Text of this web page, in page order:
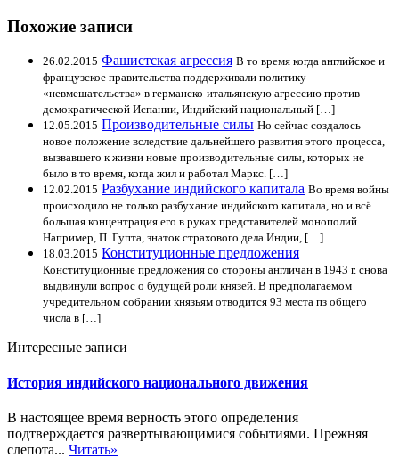
Похожие записи
26.02.2015 Фашистская агрессия В то время когда английское и
французское правительства поддерживали политику
«невмешательства» в германско-итальянскую агрессию против
демократической Испании, Индийский национальный […]
12.05.2015 Производительные силы Но сейчас создалось
новое положение вследствие дальнейшего развития этого процесса,
вызвавшего к жизни новые производительные силы, которых не
было в то время, когда жил и работал Маркс. […]
12.02.2015 Разбухание индийского капитала Во время войны
происходило не только разбухание индийского капитала, но и всё
большая концентрация его в руках представителей монополий.
Например, П. Гупта, знаток страхового дела Индии, […]
18.03.2015 Конституционные предложения
Конституционные предложения со стороны англичан в 1943 г. снова
выдвинули вопрос о будущей роли князей. В предполагаемом
учредительном собрании князьям отводится 93 места пз общего
числа в […]
Интересные записи
История индийского национального движения
В настоящее время верность этого определения
подтверждается развертывающимися событиями. Прежняя
слепота... Читать»